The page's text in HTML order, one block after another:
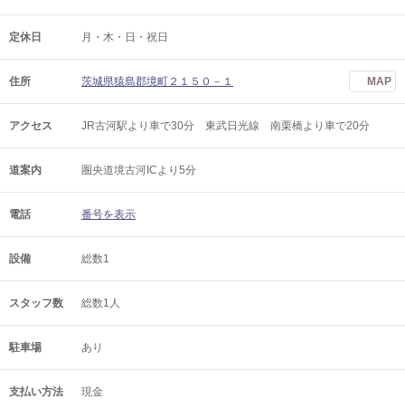
定休日 月・木・日・祝日
住所 茨城県猿島郡境町２１５０－１ MAP
アクセス JR古河駅より車で30分 東武日光線 南栗橋より車で20分
道案内 圏央道境古河ICより5分
電話 番号を表示
設備 総数1
スタッフ数 総数1人
駐車場 あり
支払い方法 現金